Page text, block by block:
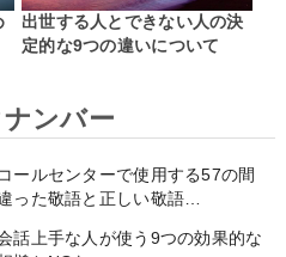
出世する人とできない人の決
定的な9つの違いについて
ンバー
コールセンターで使用する57の間
った敬語と正しい敬語…
話上手な人が使う9つの効果的な